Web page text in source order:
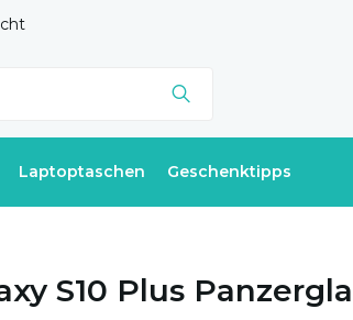
Laptoptaschen Geschenktipps
S10 Plus